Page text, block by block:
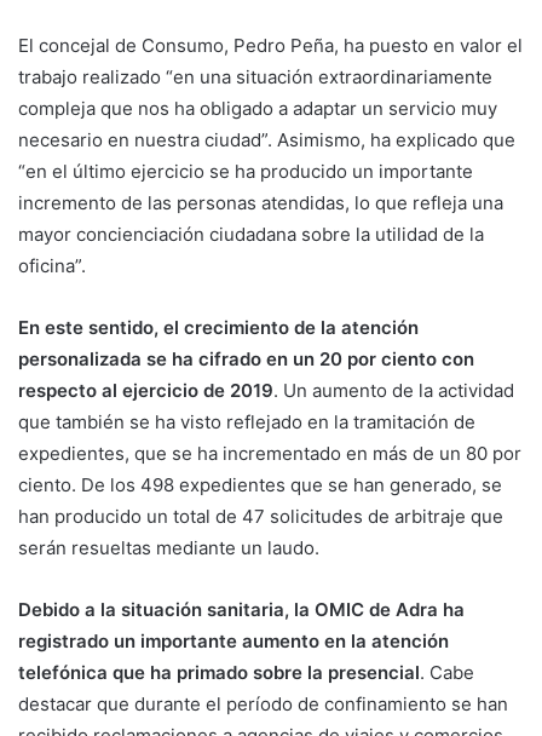
El concejal de Consumo, Pedro Peña, ha puesto en valor el
trabajo realizado “en una situación extraordinariamente
compleja que nos ha obligado a adaptar un servicio muy
necesario en nuestra ciudad”. Asimismo, ha explicado que
“en el último ejercicio se ha producido un importante
incremento de las personas atendidas, lo que refleja una
mayor concienciación ciudadana sobre la utilidad de la
oficina”.
En este sentido, el crecimiento de la atención
personalizada se ha cifrado en un 20 por ciento con
respecto al ejercicio de 2019. Un aumento de la actividad
que también se ha visto reflejado en la tramitación de
expedientes, que se ha incrementado en más de un 80 por
ciento. De los 498 expedientes que se han generado, se
han producido un total de 47 solicitudes de arbitraje que
serán resueltas mediante un laudo.
Debido a la situación sanitaria, la OMIC de Adra ha
registrado un importante aumento en la atención
telefónica que ha primado sobre la presencial. Cabe
destacar que durante el período de confinamiento se han